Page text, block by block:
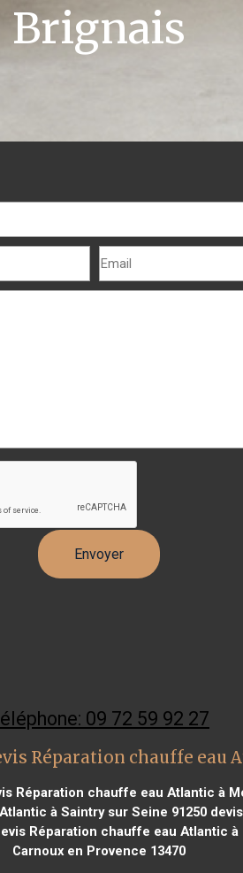
Brignais
09 72 59 92 27
Réparation chauffe eau
Réparation chauffe eau Atlantic à
à Saintry sur Seine 91250devis
Réparation chauffe eau Atlantic à
Carnoux en Provence 13470